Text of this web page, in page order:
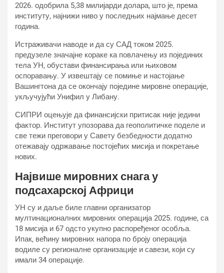
2026. одобрила 5,38 милијарди долара, што је, према
институту, најнижи ниво у последњих најмање десет
година.
Истраживачи наводе и да су САД током 2025.
предузеле значајне кораке ка повлачењу из појединих
тела УН, обустави финансирања или њиховом
оспоравању. У извештају се помиње и настојање
Вашингтона да се окончају поједине мировне операције,
укључујући Унифил у Либану.
СИПРИ оцењује да финансијски притисак није једини
фактор. Институт упозорава да геополитичке поделе и
све тежи преговори у Савету безбедности додатно
отежавају одржавање постојећих мисија и покретање
нових.
Највише мировних снага у
подсахарској Африци
УН су и даље биле главни организатор
мултинационалних мировних операција 2025. године, са
18 мисија и 67 одсто укупно распоређеног особља.
Ипак, већину мировних напора по броју операција
водиле су регионалне организације и савези, који су
имали 34 операције.